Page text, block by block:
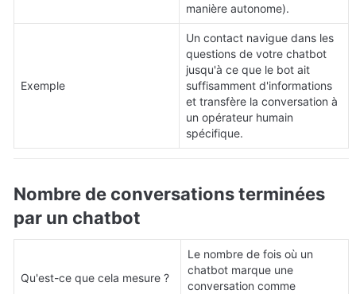
manière autonome).
Exemple
Un contact navigue dans les
questions de votre chatbot
jusqu'à ce que le bot ait
suffisamment d'informations
et transfère la conversation à
un opérateur humain
spécifique.
Nombre de conversations terminées
par un chatbot
Qu'est-ce que cela mesure ?
Le nombre de fois où un
chatbot marque une
conversation comme